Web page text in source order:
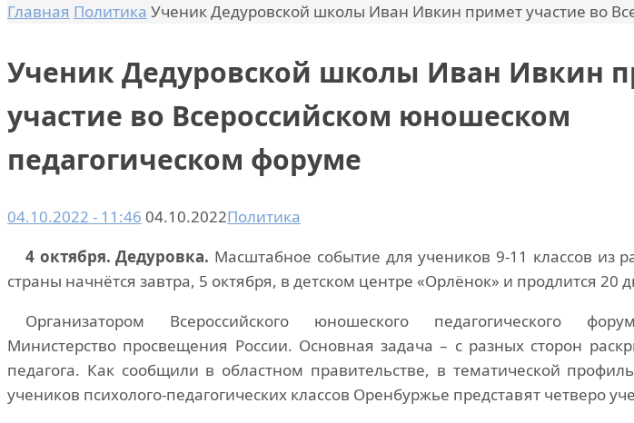
Главная Политика Ученик Дедуровской школы Иван Ивкин примет участие во
Ученик Дедуровской школы Иван Ивкин
участие во Всероссийском юношеском
педагогическом форуме
04.10.2022 - 11:46 04.10.2022Политика
4 октября. Дедуровка. Масштабное событие для учеников 9-11 классов из
страны начнётся завтра, 5 октября, в детском центре «Орлёнок» и продлится 20
Организатором Всероссийского юношеского педагогического
Министерство просвещения России. Основная задача – с разных сторон
педагога. Как сообщили в областном правительстве, в тематической
учеников психолого-педагогических классов Оренбуржье представят четверо